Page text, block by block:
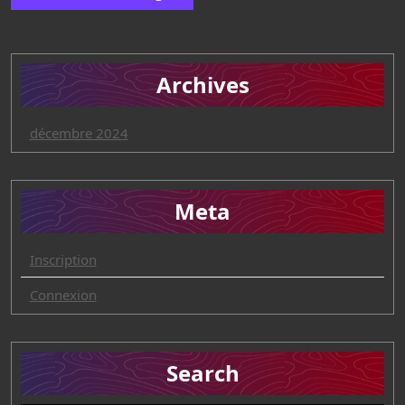
Archives
décembre 2024
Meta
Inscription
Connexion
Search